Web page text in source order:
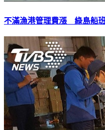
不滿漁港管理費漲 綠島船